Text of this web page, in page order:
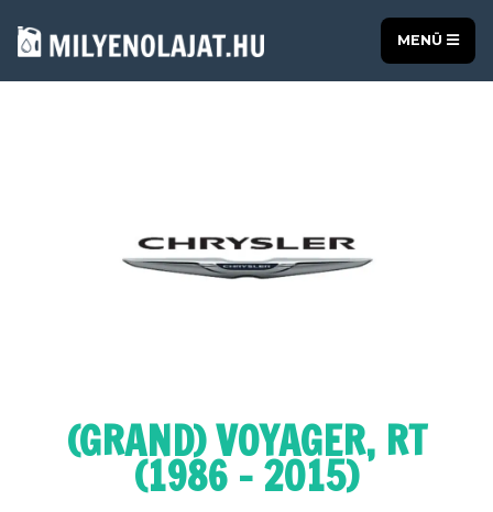
MENÜ
(GRAND) VOYAGER, RT
(1986 - 2015)